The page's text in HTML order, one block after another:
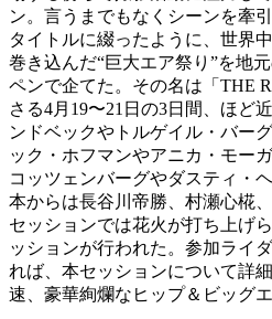
ン。言うまでもなくシーンを牽
タイトルに綴ったように、世界
巻き込んだ“巨大エア祭り”を地
ペンで企てた。その名は「THE
さる4月19〜21日の3日間、ほど
ンドベックやトルゲイル・バー
ック・ホフマンやアニカ・モー
コッツェンバーグやダスティ・
本からは長谷川帝勝、村瀬心椛
セッションでは花火が打ち上げ
ッションが行われた。参加ライ
れば、本セッションについて詳
速、豪華絢爛なヒップ＆ビッグ